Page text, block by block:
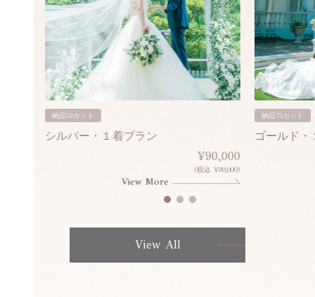
納品50カット
シルバー・１着プラン
¥90,000
(税込 ¥99,000)
View More
納品75カット
ゴールド・
View All